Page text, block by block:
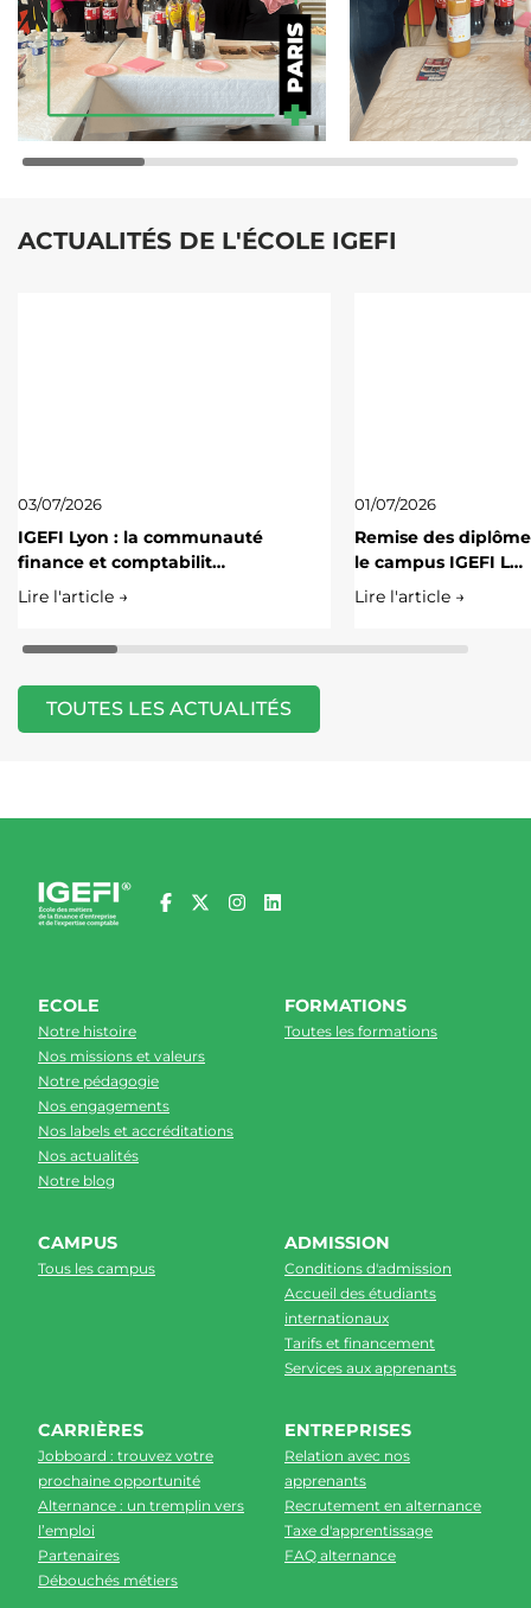
ACTUALITÉS DE L'ÉCOLE IGEFI
03/07/2026
IGEFI Lyon : la communauté
finance et comptabilit…
Lire l'article →
01/07/2026
Remise des
le campus IGEFI L…
Lire l'article →
TOUTES LES ACTUALITÉS
ECOLE
Notre histoire
Nos missions et valeurs
Notre pédagogie
Nos engagements
Nos labels et accréditations
Nos actualités
Notre blog
FORMATIONS
Toutes les formations
CAMPUS
Tous les campus
ADMISSION
Conditions d'admission
Accueil des étudiants
internationaux
Tarifs et financement
Services aux apprenants
CARRIÈRES
Jobboard : trouvez votre
prochaine opportunité
Alternance : un tremplin vers
l’emploi
Partenaires
Débouchés métiers
ENTREPRISES
Relation avec nos
apprenants
Recrutement en alternance
Taxe d'apprentissage
FAQ alternance